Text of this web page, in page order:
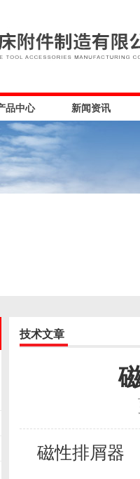
品中心 新闻资讯
技术文章
磁性排屑器